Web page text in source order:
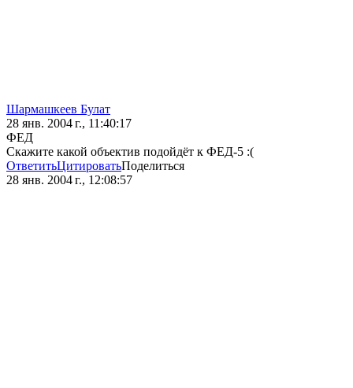
Шармашкеев Булат
28 янв. 2004 г., 11:40:17
ФЕД
Скажите какой объектив подойдёт к ФЕД-5 :(
ОтветитьЦитироватьПоделиться
28 янв. 2004 г., 12:08:57